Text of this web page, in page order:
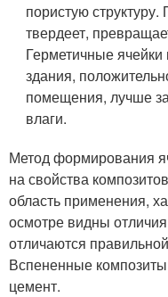
пористую
твердеет,
Герметичные
здания,
помещения, лучше
влаги.
Метод формирования
на свойства
область применения,
осмотре видны
отличаются
Вспененные
цемент.